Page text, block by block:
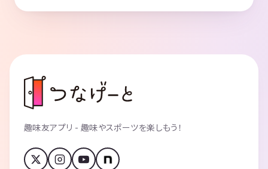
趣味友アプリ - 趣味やスポーツを楽しもう！